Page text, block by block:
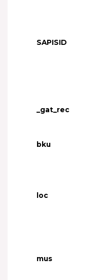
SAPISID
_gat_rec
bku
loc
mus